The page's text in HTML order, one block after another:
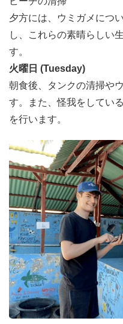
海洋健康の指標
海亀の健康と生存は海洋
ます。汚染や生息地の劣
性は、海洋生態系が直面
の個体数をモニタリング
状態や他の海洋生物への
ビーチの侵食と生息地の復
を掘ったり卵を産んだり
る状態にし、植物の成長
ます。海亀の産卵地を守
に依存している沿岸生息
科学的研究と教育
海亀の研究は、海洋生物
を提供します。追跡調査
グから得られた情報は、
を深めるために使用され
性や保護の必要性につい
グラムも含まれています
夕方には、ウミガメにつ
し、これらの素晴らしい
す。
火曜日 (Tuesday)
朝食後、タンクの清掃や
す。また、怪我をしてい
を行います。